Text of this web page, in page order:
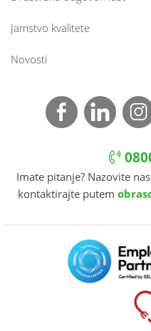
Jamstvo kvalitete
Novosti
Imate pitanje? Nazovite
kontaktirajte putem